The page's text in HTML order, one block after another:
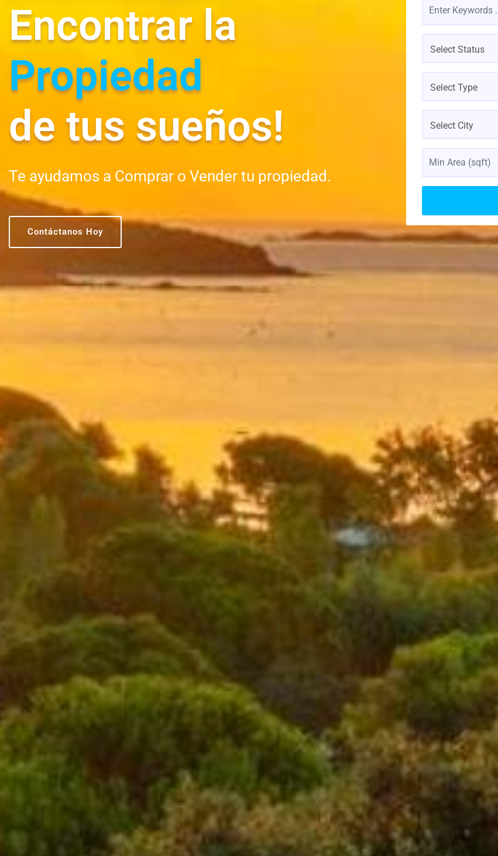
Encontrar la
Propiedad
de tus sueños!
Te ayudamos a Comprar o Vender tu propiedad.
Contáctanos Hoy
Select Status
Select Type
Select City